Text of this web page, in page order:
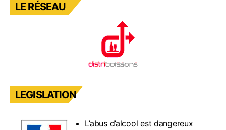
LE RÉSEAU
LEGISLATION
L’abus d’alcool est dangereux